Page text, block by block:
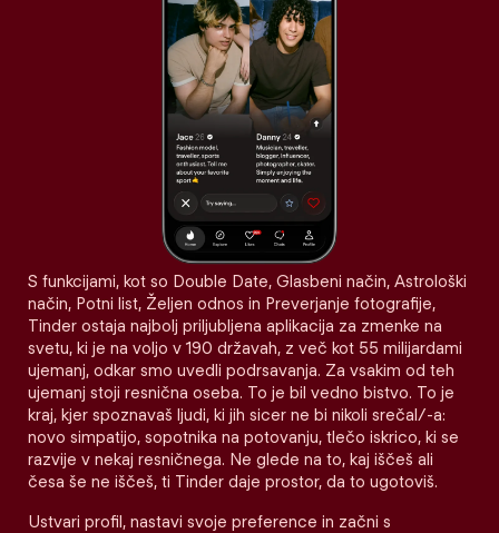
S funkcijami, kot so Double Date, Glasbeni način, Astrološki
način, Potni list, Željen odnos in Preverjanje fotografije,
Tinder ostaja najbolj priljubljena aplikacija za zmenke na
svetu, ki je na voljo v 190 državah, z več kot 55 milijardami
ujemanj, odkar smo uvedli podrsavanja. Za vsakim od teh
ujemanj stoji resnična oseba. To je bil vedno bistvo. To je
kraj, kjer spoznavaš ljudi, ki jih sicer ne bi nikoli srečal/-a:
novo simpatijo, sopotnika na potovanju, tlečo iskrico, ki se
razvije v nekaj resničnega. Ne glede na to, kaj iščeš ali
česa še ne iščeš, ti Tinder daje prostor, da to ugotoviš.
Ustvari profil, nastavi svoje preference in začni s